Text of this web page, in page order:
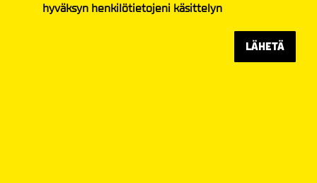
hyväksyn henkilötietojeni käsittelyn
LÄHETÄ